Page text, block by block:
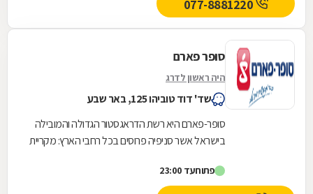
סופר פארם
היה ראשון לדרג
שד' דוד טוביהו 125, באר שבע
סופר-פארם היא רשת הדראגסטור הגדולה והמובילה
בישראל אשר סניפיה פרוסים בכל רחבי הארץ: מקריית
פתוחעד 23:00